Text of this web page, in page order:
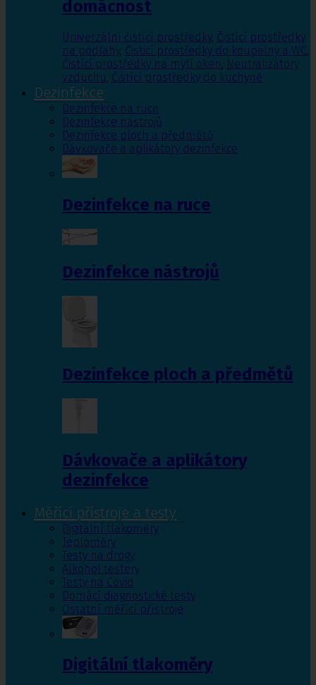
domácnost
Univerzální čistící prostředky, Čistící prostředky
na podlahy, Čisticí prostředky do koupelny a WC,
Čistící prostředky na mytí oken, Neutralizátory
vzduchu, Čistící prostředky do kuchyně
Dezinfekce
Dezinfekce na ruce
Dezinfekce nástrojů
Dezinfekce ploch a předmětů
Dávkovače a aplikátory dezinfekce
Dezinfekce na ruce
Dezinfekce nástrojů
Dezinfekce ploch a předmětů
Dávkovače a aplikátory
dezinfekce
Měřící přístroje a testy
Digitální tlakoměry
Teploměry
Testy na drogy
Alkohol testery
Testy na Covid
Domácí diagnostické testy
Ostatní měřící přístroje
Digitální tlakoměry